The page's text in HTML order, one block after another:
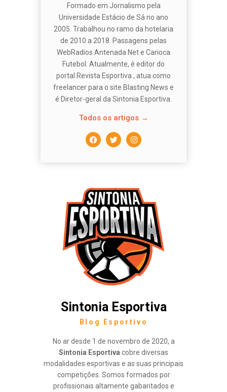
Formado em Jornalismo pela
Universidade Estácio de Sá no ano
2005. Trabalhou no ramo da hotelaria
de 2010 a 2018. Passagens pelas
WebRadios Antenada Net e Carioca
Futebol. Atualmente, é editor do
portal Revista Esportiva , atua como
freelancer para o site Blasting News e
é Diretor-geral da Sintonia Esportiva.
Todos os artigos →
Sintonia Esportiva
Blog Esportivo
No ar desde 1 de novembro de 2020, a
Sintonia Esportiva cobre diversas
modalidades esportivas e as suas principais
competições. Somos formados por
profissionais altamente gabaritados e